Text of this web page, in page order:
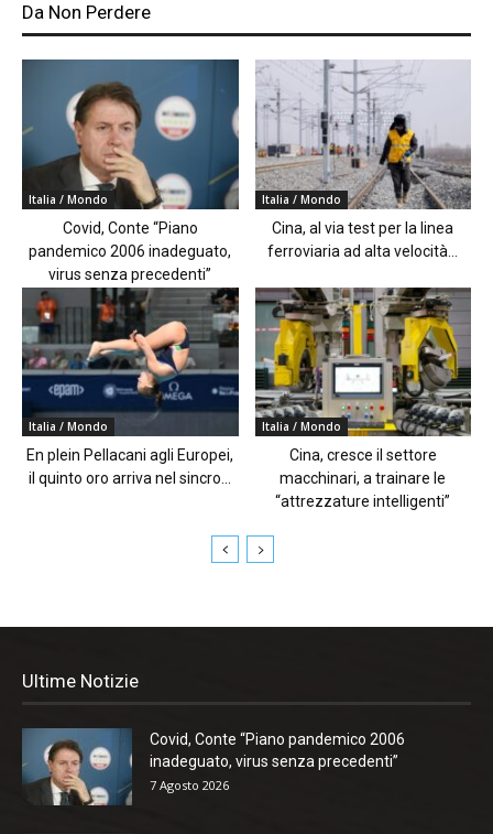
Da Non Perdere
Italia / Mondo
Covid, Conte “Piano
pandemico 2006 inadeguato,
virus senza precedenti”
Italia / Mondo
Cina, al via test per la linea
ferroviaria ad alta velocità...
Italia / Mondo
En plein Pellacani agli Europei,
il quinto oro arriva nel sincro...
Italia / Mondo
Cina, cresce il settore
macchinari, a trainare le
“attrezzature intelligenti”
Ultime Notizie
Covid, Conte “Piano pandemico 2006
inadeguato, virus senza precedenti”
7 Agosto 2026